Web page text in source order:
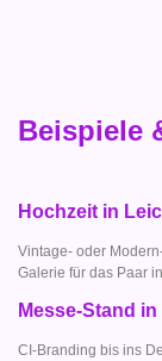
Beispiele
Hochzeit in
Vintage- oder
Galerie für das Paar
Messe-Stand
CI-Branding bis ins